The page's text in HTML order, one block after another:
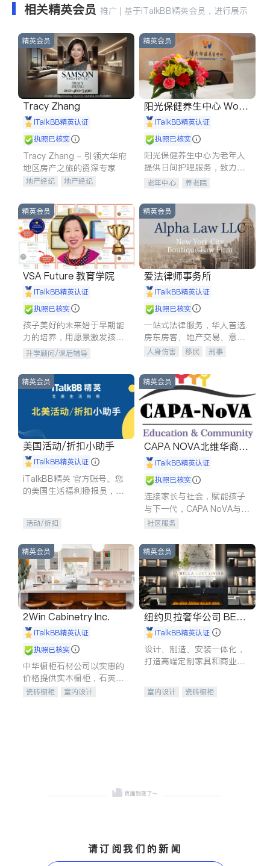
相关精英会员 推广 | 基于iTalkBB精英会员，进行展示
精英会员
Tracy Zhang
iTalkBB精英认证
执照已核实
Tracy Zhang - 引领大华府
地区房产之旅的资深专家
地产经纪
地产经纪
商铺租售
开发商建商
精英会员
阳光保健养生中心 World
shine
iTalkBB精英认证
执照已核实
阳光保健养生中心为老年人
提供日间护理服务，致力于
通过持续的护理创新来有效
老年中心 养老院
精英会员
VSA Future 教育学院
iTalkBB精英认证
执照已核实
孩子美好的未来始于早期能
力的培养，用愿景激发孩子
的学习潜力和动力。理念：
拥有成长型心态是成功的基
石。
升学顾问/课后辅导
精英会员
爱法律师事务所
iTalkBB精英认证
执照已核实
一站式法律服务，华人首选.
房东房客、地产交易、意外
伤害、车祸重伤、商业诉
建筑合同、刑事案件全包办
人身伤害 移民
刑事
信托/遗嘱
商业
索赔
律师-其它 保释
精英会员
美国活动/折扣小助手
iTalkBB精英认证
iTalkBB精英 官方账号。您
的美国生活福利播报员，精
专属福利。
活动/折扣
精英会员
CAPA NOVA北维华裔家
长会iTalkBB精英认证
执照已核实
连接家长与社会，赋能孩子
与下一代，CAPA NoVA与您
携手建设包容、公平、充满
社区服务
精英会员
2Win Cabinetry Inc.
iTalkBB精英认证
执照已核实
中华橱柜石材公司以实惠的
价格提供实木橱柜，石英石
台面，多种优质不锈钢水
瓷砖橱柜
室内设计
精英会员
纽约贝拉奢华公司 BELL
A LUXE
iTalkBB精英认证
设计、制造、安装一体化，
打造高端定制家具和商业空
室内设计
瓷砖橱柜
请订阅我们的新闻